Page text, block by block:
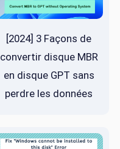
[2024] 3 Façons de
convertir disque MBR
en disque GPT sans
perdre les données